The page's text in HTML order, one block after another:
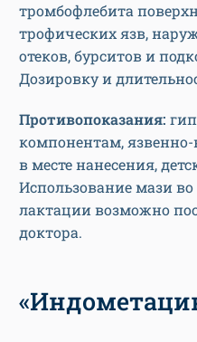
тромбофлебита
трофических язв,
отеков, бурситов и
Дозировку и
Противопоказания:
компонентам,
в месте нанесения,
Использование мази
лактации возможно
доктора.